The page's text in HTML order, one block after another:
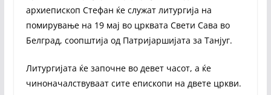
архиепископ Стефан ќе служат литургија на
помирување на 19 мај во црквата Свети Сава во
Белград, соопштија од Патријаршијата за Танјуг.
Литургијата ќе започне во девет часот, а ќе
чиноначалствуваат сите епископи на двете цркви.